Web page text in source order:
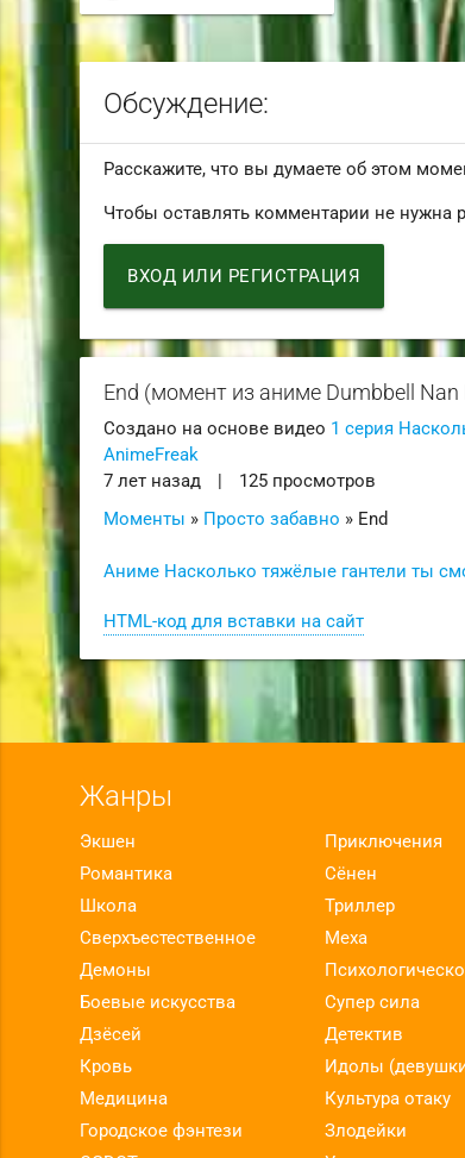
Обсуждение:
Расскажите, что вы думаете об этом
Чтобы оставлять комментарии не нужна
ВХОД ИЛИ РЕГИСТРАЦИЯ
End (момент из аниме Dumbbell Nan
Создано на основе видео 1 серия
AnimeFreak
7 лет назад
|
125 просмотров
Моменты » Просто забавно » End
Аниме Насколько тяжёлые гантели ты
HTML-код для вставки на сайт
Жанры
Экшен Приключения
Романтика
Сёнен
Школа
Триллер
Сверхъестественное
Меха
Демоны
Боевые искусства
Супер сила
Дзёсей
Детектив
Кровь
Идолы
Медицина
Культура отаку
Городское фэнтези
Злодейки